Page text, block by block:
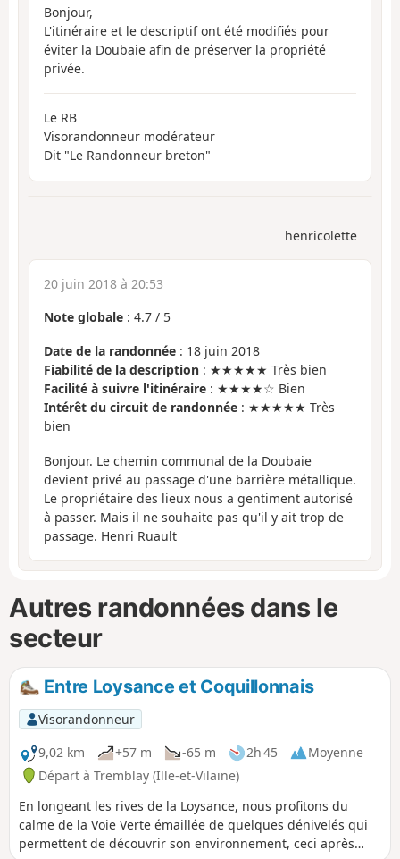
Bonjour,
L'itinéraire et le descriptif ont été modifiés pour
éviter la Doubaie afin de préserver la propriété
privée.
Le RB
Visorandonneur modérateur
Dit "Le Randonneur breton"
henricolette
20 juin 2018 à 20:53
Note globale : 4.7 / 5
Date de la randonnée : 18 juin 2018
Fiabilité de la description : ★★★★★ Très bien
Facilité à suivre l'itinéraire : ★★★★☆ Bien
Intérêt du circuit de randonnée : ★★★★★ Très
bien
Bonjour. Le chemin communal de la Doubaie
devient privé au passage d'une barrière métallique.
Le propriétaire des lieux nous a gentiment autorisé
à passer. Mais il ne souhaite pas qu'il y ait trop de
passage. Henri Ruault
Autres randonnées dans le
secteur
Entre Loysance et Coquillonnais
Visorandonneur
9,02 km
+57 m -65 m 2h 45
Moyenne
Départ à Tremblay (Ille-et-Vilaine)
En longeant les rives de la Loysance, nous profitons du
calme de la Voie Verte émaillée de quelques dénivelés qui
permettent de découvrir son environnement, ceci après